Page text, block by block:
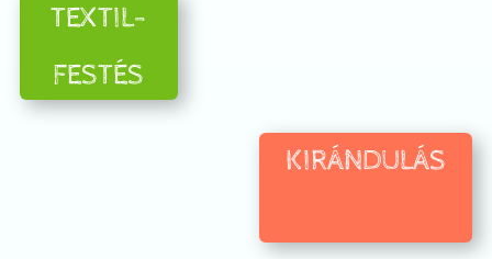
TEXTIL-
FESTÉS
KIRÁNDULÁS